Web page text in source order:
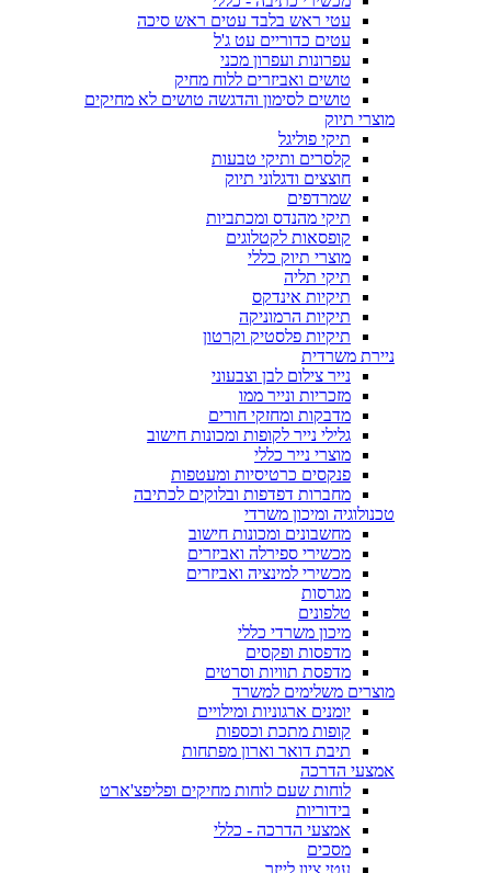
עטי ראש בלבד עטים ראש סיכה
עטים כדוריים עט ג'ל
עפרונות ועפרון מכני
טושים ואביזרים ללוח מחיק
טושים לסימון והדגשה טושים לא מחיקים
מוצרי תיוק
תיקי פוליגל
קלסרים ותיקי טבעות
חוצצים ודגלוני תיוק
שמרדפים
תיקי מהנדס ומכתביות
קופסאות לקטלוגים
מוצרי תיוק כללי
תיקי תליה
תיקיות אינדקס
תיקיות הרמוניקה
תיקיות פלסטיק וקרטון
ניירת משרדית
נייר צילום לבן וצבעוני
מזכריות ונייר ממו
מדבקות ומחזקי חורים
גלילי נייר לקופות ומכונות חישוב
מוצרי נייר כללי
פנקסים כרטיסיות ומעטפות
מחברות דפדפות ובלוקים לכתיבה
טכנולוגיה ומיכון משרדי
מחשבונים ומכונות חישוב
מכשירי ספירלה ואביזרים
מכשירי למינציה ואביזרים
מגרסות
טלפונים
מיכון משרדי כללי
מדפסות ופקסים
מדפסת תוויות וסרטים
מוצרים משלימים למשרד
יומנים ארגוניות ומילויים
קופות מתכת וכספות
תיבת דואר וארון מפתחות
אמצעי הדרכה
לוחות שעם לוחות מחיקים ופליפצ'ארט
בידוריות
אמצעי הדרכה - כללי
מסכים
עטי ציון לייזר